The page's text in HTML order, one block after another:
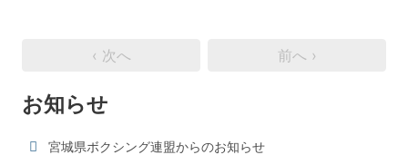
‹ 次へ 前へ ›
お知らせ
宮城県ボクシング連盟からのお知らせ